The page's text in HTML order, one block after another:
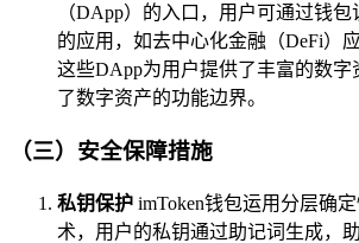
（DApp）的入口，用户可通过钱
的应用，如去中心化金融（DeFi）
这些DApp为用户提供了丰富的数
了数字资产的功能边界。
（三）安全保障措施
私钥保护 imToken钱包运用分层确
术，用户的私钥通过助记词生成，